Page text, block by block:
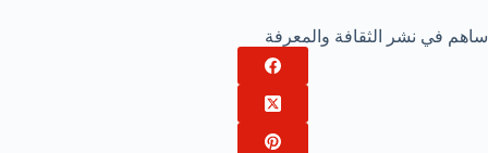
ساهم في نشر الثقافة والمعرفة